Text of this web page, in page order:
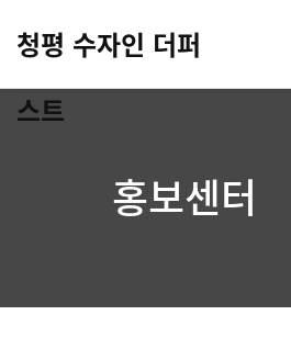
청평 수자인 더퍼
스트
홍보센터